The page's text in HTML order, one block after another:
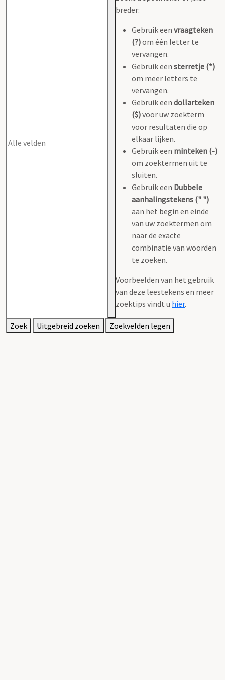
breder:
Gebruik een vraagteken
(?)om één letter te
vervangen.
Gebruik een sterretje (*)
om meer letters te
vervangen.
Gebruik een dollarteken
($)voor uw zoekterm
voor resultaten die op
elkaar lijken.
Gebruik een minteken (-)
om zoektermen uit te
sluiten.
Gebruik een Dubbele
aanhalingstekens (" ")
aan het begin en einde
van uw zoektermen om
naar de exacte
combinatie van woorden
te zoeken.
Voorbeelden van het gebruik
van deze leestekens en meer
zoektips vindt u hier.
Zoek Uitgebreid zoeken Zoekvelden legen